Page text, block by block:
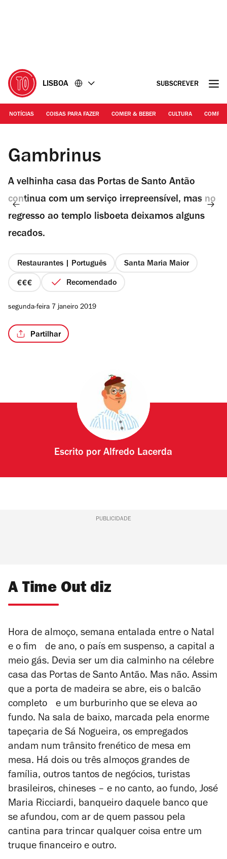
LISBOA SUBSCREVER
NOTÍCIAS COISAS PARA FAZER COMER & BEBER CULTURA
Fotografia: Ana Luzia
Gambrinus
A velhinha casa das Portas de Santo Antão
continua com um serviço irrepreensível, mas no
regresso ao templo lisboeta deixamos alguns
recados.
Restaurantes | Português Santa Maria Maior
preço
4
Recomendado
segunda-feira 7 janeiro 2019
Partilhar
Escrito porAlfredo Lacerda
PUBLICIDADE
A Time Out diz
Hora de almoço, semana entalada entre o Natal
e o fim de ano, o país em suspenso, a capital a
meio gás. Devia ser um dia calminho na célebre
casa das Portas de Santo Antão. Mas não. Assim
que a porta de madeira se abre, eis o balcão
completo e um burburinho que se eleva ao
fundo. Na sala de baixo, marcada pela enorme
tapeçaria de Sá Nogueira, os empregados
andam num trânsito frenético de mesa em
mesa. Há dois ou três almoços grandes de
família, outros tantos de negócios, turistas
brasileiros, chineses – e no canto, ao fundo, José
Maria Ricciardi, banqueiro daquele banco que
se afundou, com ar de quem passou pela
cantina para trincar qualquer coisa entre um
truque financeiro e outro.